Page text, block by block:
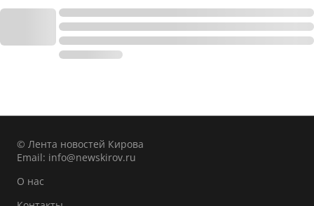
© Лента новостей Кирова
Email: info@newskirov.ru
О нас